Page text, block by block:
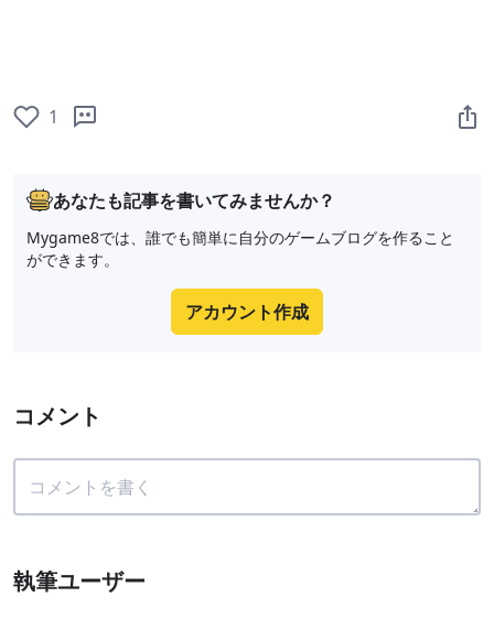
1
あなたも記事を書いてみませんか？
Mygame8では、誰でも簡単に自分のゲームブログを作ること
ができます。
アカウント作成
コメント
執筆ユーザー